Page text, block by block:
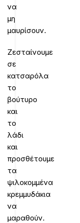
να
μη
μαυρίσουν.
Ζεσταίνουμε
σε
κατσαρόλα
το
βούτυρο
και
το
λάδι
και
προσθέτουμε
τα
ψιλοκομμένα
κρεμμυδάκια
να
μαραθούν.